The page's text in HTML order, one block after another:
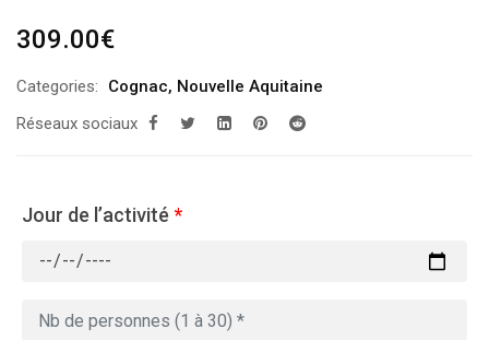
309.00€
Categories: Cognac, Nouvelle Aquitaine
Réseaux sociaux
Jour de l’activité *